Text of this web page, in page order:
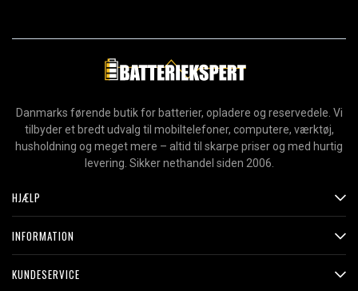
Danmarks førende butik for batterier, opladere og reservedele. Vi
tilbyder et bredt udvalg til mobiltelefoner, computere, værktøj,
husholdning og meget mere – altid til skarpe priser og med hurtig
levering. Sikker nethandel siden 2006.
HJÆLP
INFORMATION
KUNDESERVICE